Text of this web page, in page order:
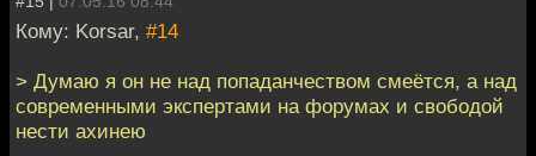
Кому: Korsar, #14
> Думаю я он не над попаданчеством смеётся, а над
современными экспертами на форумах и свободой
нести ахинею